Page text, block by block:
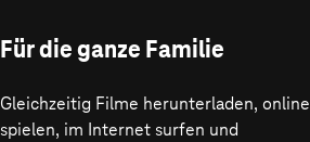
Für die ganze Familie
Gleichzeitig Filme herunterladen, online
spielen, im Internet surfen und